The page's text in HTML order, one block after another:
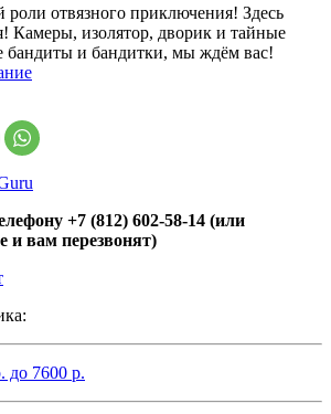
отвязного приключения! Здесь
Камеры, изолятор, дворик и тайные
бандиты и бандитки, мы ждём вас!
+7 (812) 602-58-14 (или
и вам перезвонят)
до 7600 р.